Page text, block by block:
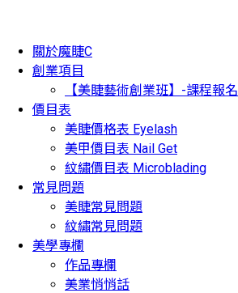
關於魔睫C
創業項目
【美睫藝術創業班】-課程報名
價目表
美睫價格表 Eyelash
美甲價目表 Nail Get
紋繡價目表 Microblading
常見問題
美睫常見問題
紋繡常見問題
美學專欄
作品專欄
美業悄悄話